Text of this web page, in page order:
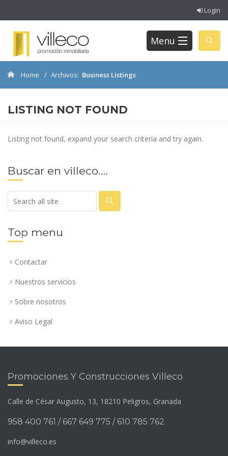
Login
Menu
Home Archivos: Business Listings
LISTING NOT FOUND
Listing not found, expand your search criteria and try again.
Buscar en villeco….
Top menu
Contactar
Nuestros servicios
Sobre nosotros
Aviso Legal
Promociones Y Construcciones Villeco
Calle de César Augusto, 13, 18210 Peligros, Granada
958 400 761 / 667 649 775 / 610 785 762
info@villeco.es